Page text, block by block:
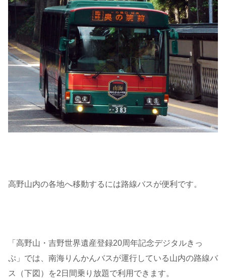
高野山内の各地へ移動するには路線バスが便利です。
「高野山・吉野世界遺産登録20周年記念デジタルきっ
ぷ」では、南海りんかんバスが運行している山内の路線バ
ス（下図）を2日間乗り放題で利用できます。